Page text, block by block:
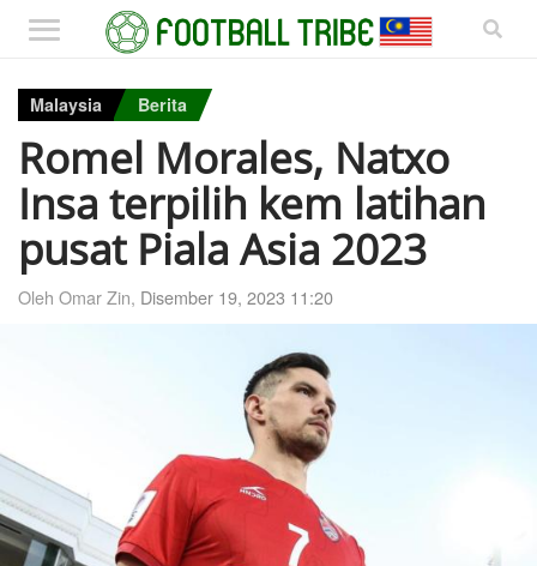
Malaysia Berita
Romel Morales, Natxo
Insa terpilih kem latihan
pusat Piala Asia 2023
Oleh Omar Zin, Disember 19, 2023 11:20